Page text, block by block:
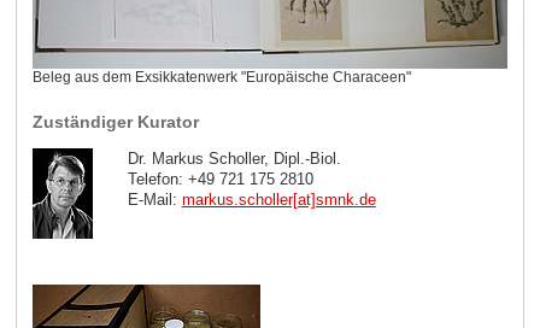
Beleg aus dem Exsikkatenwerk "Europäische Characeen"
Zuständiger Kurator
Dr. Markus Scholler, Dipl.-Biol.
Telefon: +49 721 175 2810
E-Mail: markus.scholler[at]smnk de